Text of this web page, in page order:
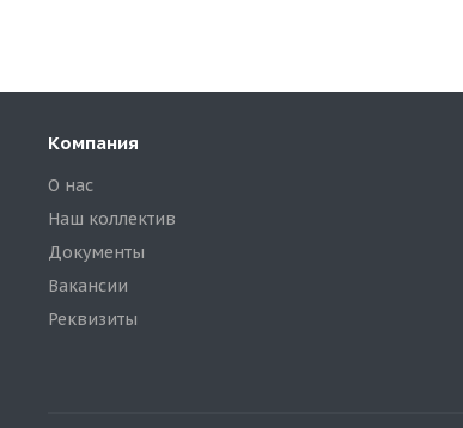
Компания
О нас
Наш коллектив
Документы
Вакансии
Реквизиты